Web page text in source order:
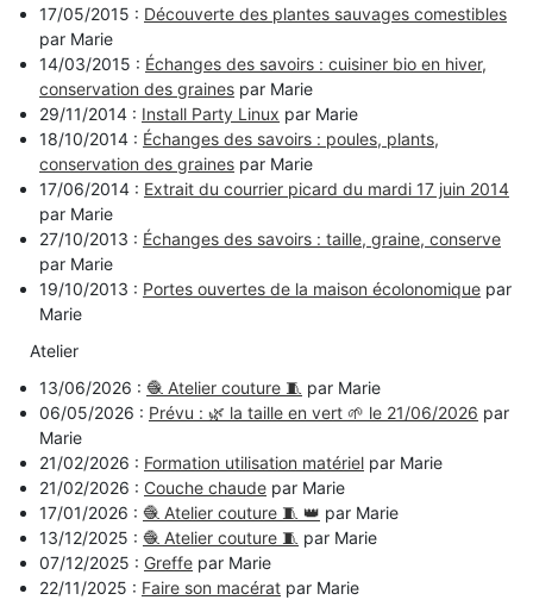
17/05/2015 : Découverte des plantes sauvages comestibles
par Marie
14/03/2015 : Échanges des savoirs : cuisiner bio en hiver,
conservation des graines par Marie
29/11/2014 : Install Party Linux par Marie
18/10/2014 : Échanges des savoirs : poules, plants,
conservation des graines par Marie
17/06/2014 : Extrait du courrier picard du mardi 17 juin 2014
par Marie
27/10/2013 : Échanges des savoirs : taille, graine, conserve
par Marie
19/10/2013 : Portes ouvertes de la maison écolonomique par
Marie
Atelier
13/06/2026 : 🧶 Atelier couture 🧵 par Marie
06/05/2026 : Prévu : 🌿 la taille en vert 🌱 le 21/06/2026 par
Marie
21/02/2026 : Formation utilisation matériel par Marie
21/02/2026 : Couche chaude par Marie
17/01/2026 : 🧶 Atelier couture 🧵 👑 par Marie
13/12/2025 : 🧶 Atelier couture 🧵 par Marie
07/12/2025 : Greffe par Marie
22/11/2025 : Faire son macérat par Marie